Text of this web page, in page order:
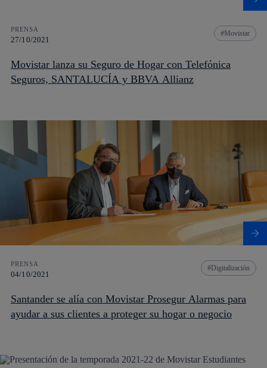
PRENSA
27/10/2021
Movistar
Movistar lanza su Seguro de Hogar con Telefónica
Seguros, SANTALUCÍA y BBVA Allianz
PRENSA
04/10/2021
Digitalización
Santander se alía con Movistar Prosegur Alarmas para
ayudar a sus clientes a proteger su hogar o negocio